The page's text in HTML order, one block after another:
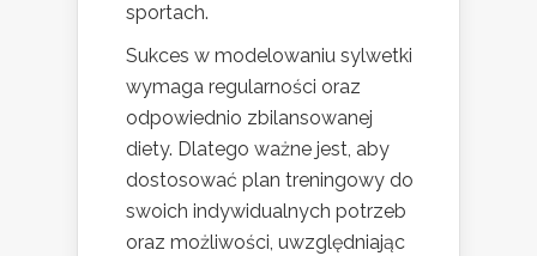
sportach.
Sukces w modelowaniu sylwetki
wymaga regularności oraz
odpowiednio zbilansowanej
diety. Dlatego ważne jest, aby
dostosować plan treningowy do
swoich indywidualnych potrzeb
oraz możliwości, uwzględniając